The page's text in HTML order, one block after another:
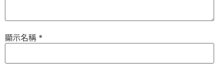
顯示名稱 *